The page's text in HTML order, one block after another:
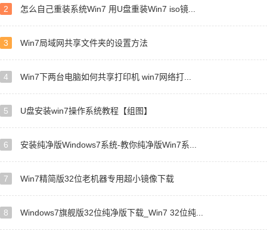
2 怎么自己重装系统Win7 用U盘重装Win7 iso镜...
3 Win7局域网共享文件夹的设置方法
4 Win7下两台电脑如何共享打印机 win7网络打...
5 U盘安装win7操作系统教程【组图】
6 安装纯净版Windows7系统-教你纯净版Win7系...
7 Win7精简版32位老机器专用超小镜像下载
8 Windows7旗舰版32位纯净版下载_Win7 32位纯...